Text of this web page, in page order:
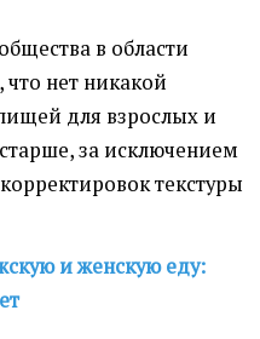
в области
что нет никакой
для взрослых и
за исключением
текстуры
и женскую еду: